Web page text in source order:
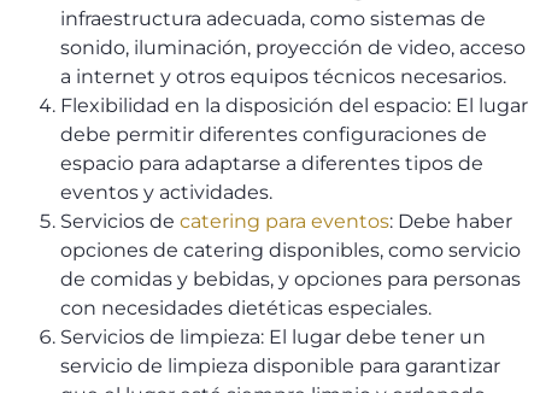
infraestructura adecuada, como sistemas de
sonido, iluminación, proyección de video, acceso
a internet y otros equipos técnicos necesarios.
Flexibilidad en la disposición del espacio: El lugar
debe permitir diferentes configuraciones de
espacio para adaptarse a diferentes tipos de
eventos y actividades.
Servicios de catering para eventos: Debe haber
opciones de catering disponibles, como servicio
de comidas y bebidas, y opciones para personas
con necesidades dietéticas especiales.
Servicios de limpieza: El lugar debe tener un
servicio de limpieza disponible para garantizar